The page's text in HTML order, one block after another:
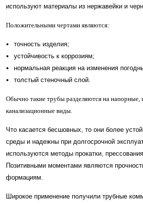
используют материалы из нержавейки и
Положительными чертами являются:
точность изделия;
устойчивость к коррозиям;
нормальная реакция на изменения
толстый стеночный слой.
Обычно такие трубы разделяются на напорные,
канализационные виды.
Что касается бесшовных, то они более
среды и надежны при долгосрочной
используются методы прокатки,
Позитивными моментами являются
формациям.
Широкое применение получили трубные